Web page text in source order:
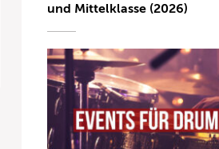
und Mittelklasse (2026)